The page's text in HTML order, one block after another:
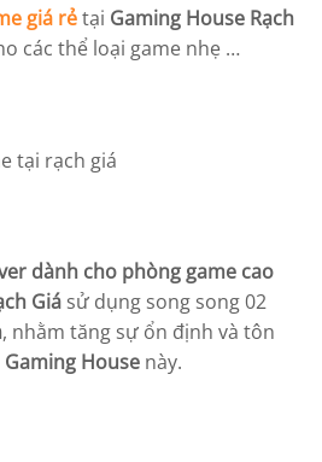
giá rẻtại Gaming House Rạch
các thể loại game nhẹ …
dành cho phòng game cao
Giá sử dụng song song 02
, nhằm tăng sự ổn định và tôn
Gaming House này.